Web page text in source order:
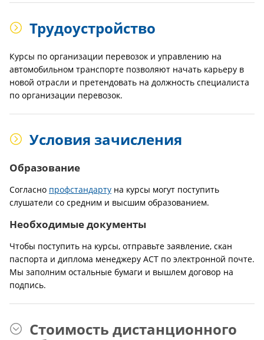
Трудоустройство
Курсы по организации перевозок и управлению на
автомобильном транспорте позволяют начать карьеру в
новой отрасли и претендовать на должность специалиста
по организации перевозок.
Условия зачисления
Образование
Согласно профстандарту на курсы могут поступить
слушатели со средним и высшим образованием.
Необходимые документы
Чтобы поступить на курсы, отправьте заявление, скан
паспорта и диплома менеджеру АСТ по электронной почте.
Мы заполним остальные бумаги и вышлем договор на
подпись.
Стоимость дистанционного